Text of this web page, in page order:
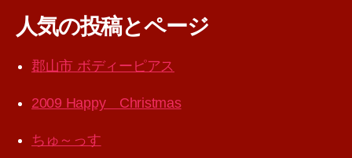
人気の投稿とページ
郡山市 ボディーピアス
2009 Happy Christmas
ちゅ～っす